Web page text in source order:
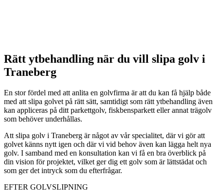
Rätt ytbehandling när du vill slipa golv i
Traneberg
En stor fördel med att anlita en golvfirma är att du kan få hjälp både
med att slipa golvet på rätt sätt, samtidigt som rätt ytbehandling även
kan appliceras på ditt parkettgolv, fiskbensparkett eller annat trägolv
som behöver underhållas.
Att slipa golv i Traneberg är något av vår specialitet, där vi gör att
golvet känns nytt igen och där vi vid behov även kan lägga helt nya
golv. I samband med en konsultation kan vi få en bra överblick på
din vision för projektet, vilket ger dig ett golv som är lättstädat och
som ger det intryck som du efterfrågar.
EFTER GOLVSLIPNING